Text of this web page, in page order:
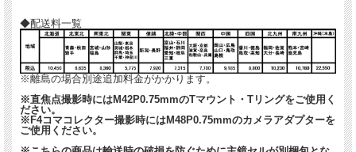
◆配送料一覧
※離島の場合別途追加料金がかかります。
※直焦点撮影時にはM42P0.75mmのTマウント・Tリングをご使用く
ださい。
※F4コマコレクター撮影時にはM48P0.75mmのカメラアダプターを
ご使用ください。